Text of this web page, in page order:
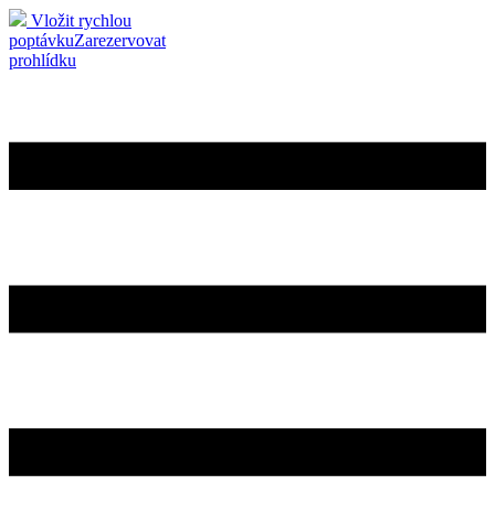
Vložit rychlou
poptávkuZarezervovat
prohlídku